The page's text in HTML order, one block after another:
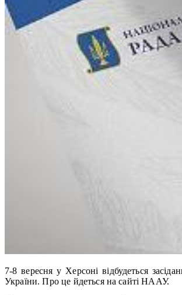
7-8 вересня у Херсоні відбудеться
України. Про це йдеться на сайті НААУ.